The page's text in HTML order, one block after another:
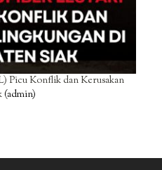
Picu Konflik dan Kerusakan
(admin)